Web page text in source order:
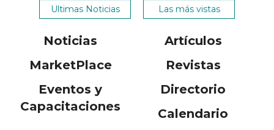
Ultimas Noticias Las más vistas
Noticias
Artículos
MarketPlace
Revistas
Eventos y
Capacitaciones
Directorio
Calendario